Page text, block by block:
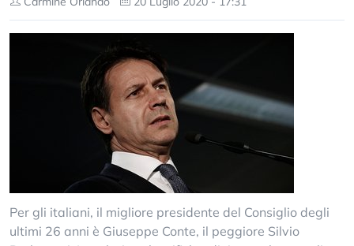
Per gli italiani, il migliore presidente del Consiglio degli
ultimi 26 anni è Giuseppe Conte, il peggiore Silvio